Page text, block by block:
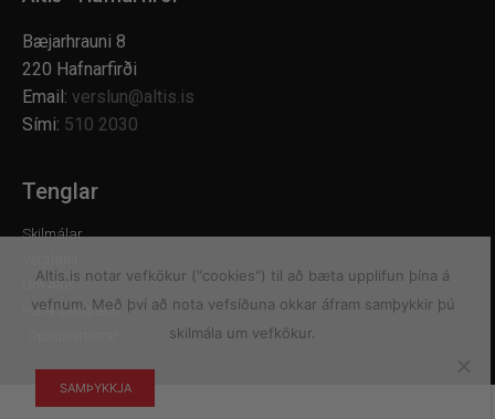
Bæjarhrauni 8
220 Hafnarfirði
Email: verslun@altis.is
Sími: 510 2030
Tenglar
Skilmálar
Um Altis
Hafa samband
Altis.is notar vefkökur ("cookies") til að bæta upplifun þína á
vefnum. Með því að nota vefsíðuna okkar áfram samþykkir þú
skilmála um vefkökur.
SAMÞYKKJA